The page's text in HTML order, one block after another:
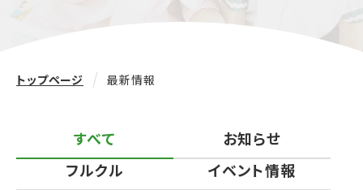
トップページ 最新情報
すべて
お知らせ
フルクル
イベント情報